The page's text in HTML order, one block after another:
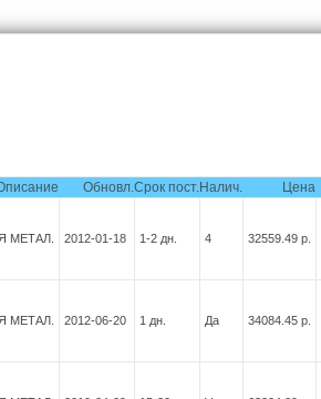
Обновл.Срок пост.Налич. Цена
МЕТАЛ. 2012-01-18 1-2 дн. 4 32559.49 р.
МЕТАЛ. 2012-06-20 1 дн. Да 34084.45 р.